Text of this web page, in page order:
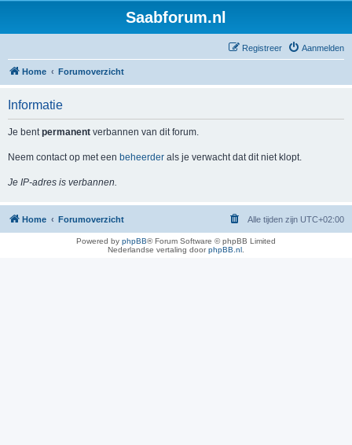
Saabforum.nl
Aanmelden
Registreer
Home Forumoverzicht
Informatie
Je bentpermanent verbannen van dit forum.
Neem contact op met een beheerder als je verwacht dat dit niet klopt.
Je IP-adres is verbannen.
Home Forumoverzicht Alle tijden zijn UTC+02:00
Powered by phpBB® Forum Software © phpBB Limited
Nederlandse vertaling doorphpBB.nl